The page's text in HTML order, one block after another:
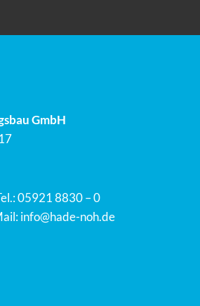
GmbH
05921 8830 – 0
info@hade-noh.de